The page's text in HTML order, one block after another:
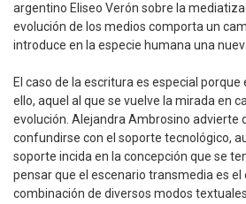
argentino Eliseo Verón sobre la
evolución de los medios comporta un
introduce en la especie humana una
El caso de la escritura es especial
ello, aquel al que se vuelve la mirada en
evolución. Alejandra Ambrosino advierte
confundirse con el soporte tecnológico,
soporte incida en la concepción que se
pensar que el escenario transmedia es el
combinación de diversos modos